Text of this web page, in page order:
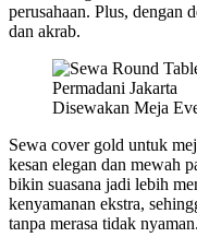
perusahaan. Plus, dengan
dan akrab.
Disewakan Meja
Sewa cover gold untuk
kesan elegan dan mewah
bikin suasana jadi lebih
kenyamanan ekstra,
tanpa merasa tidak nyaman.